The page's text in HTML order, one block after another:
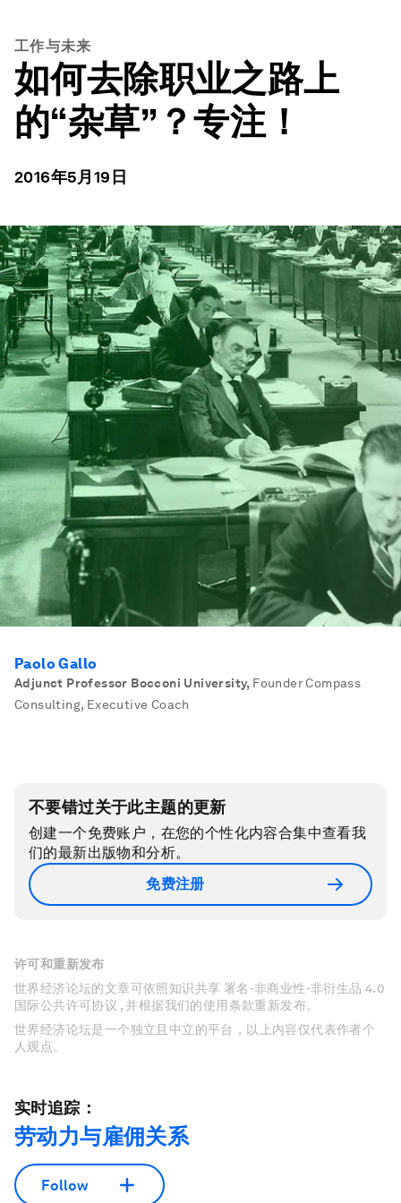
工作与未来
如何去除职业之路上
的“杂草”？专注！
2016年5月19日
Paolo Gallo
Adjunct Professor Bocconi University, Founder Compass
Consulting, Executive Coach
不要错过关于此主题的更新
创建一个免费账户，在您的个性化内容合集中查看我
们的最新出版物和分析。
免费注册
许可和重新发布
世界经济论坛的文章可依照知识共享 署名-非商业性-非衍生品 4.0
国际公共许可协议 , 并根据我们的使用条款重新发布。
世界经济论坛是一个独立且中立的平台，以上内容仅代表作者个
人观点。
实时追踪：
劳动力与雇佣关系
Follow